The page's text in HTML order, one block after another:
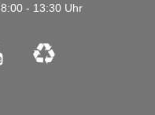
8:00 - 13:30 Uhr